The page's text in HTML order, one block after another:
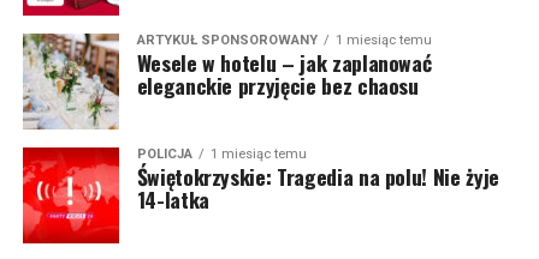
ARTYKUŁ SPONSOROWANY 1 miesiąc temu
Wesele w hotelu – jak zaplanować
eleganckie przyjęcie bez chaosu
POLICJA 1 miesiąc temu
Świętokrzyskie: Tragedia na polu! Nie żyje
14-latka